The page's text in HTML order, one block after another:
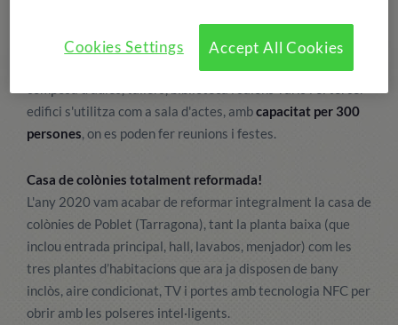
El clàssic i famós hotel balneari per colònies d'estiu i
campaments d'idiomes es composa detres edificis. El
complexe principal acull la residència, el segon edifici es
edifici s'utilitza com a sala d'actes, ambcapacitat per 300
persones, on es poden fer reunions i festes.
Casa de colònies totalment reformada!
L'any 2020 vam acabar de reformar integralment la casa de
colònies de Poblet (Tarragona), tant la planta baixa (que
inclou entrada principal, hall, lavabos, menjador) com les
tres plantes d’habitacions que ara ja disposen de bany
inclòs, aire condicionat, TV i portes amb tecnologia NFC per
obrir amb les polseres intel·ligents.
Accept All Cookies
Cookies Settings